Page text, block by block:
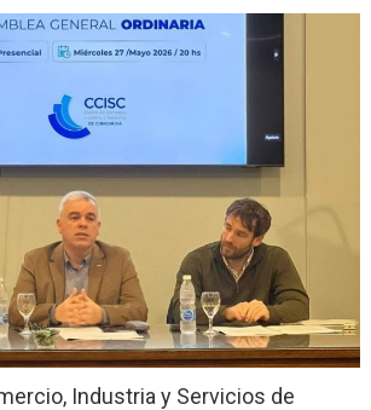
Industria y Servicios de